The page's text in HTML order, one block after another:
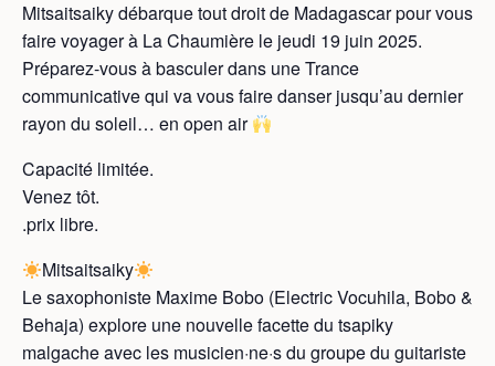
Mitsaitsaiky débarque tout droit de Madagascar pour vous
faire voyager à La Chaumière le jeudi 19 juin 2025.
Préparez-vous à basculer dans une Trance
communicative qui va vous faire danser jusqu’au dernier
rayon du soleil… en open air
Capacité limitée.
Venez tôt.
.prix libre.
Mitsaitsaiky
Le saxophoniste Maxime Bobo (Electric Vocuhila, Bobo &
Behaja) explore une nouvelle facette du tsapiky
malgache avec les musicien·ne·s du groupe du guitariste